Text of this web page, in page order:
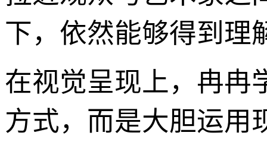
下，依然能够得到理
在视觉呈现上，冉冉
方式，而是大胆运用